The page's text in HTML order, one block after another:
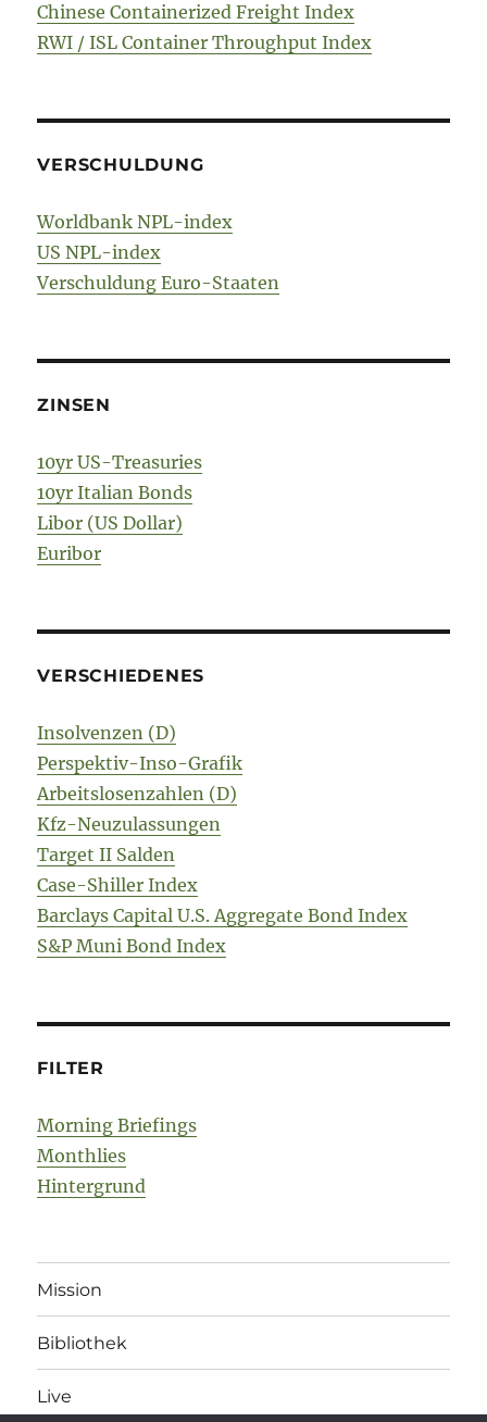
Chinese Containerized Freight Index
RWI / ISL Container Throughput Index
VERSCHULDUNG
Worldbank NPL-index
US NPL-index
Verschuldung Euro-Staaten
ZINSEN
10yr US-Treasuries
10yr Italian Bonds
Libor (US Dollar)
Euribor
VERSCHIEDENES
Insolvenzen (D)
Perspektiv-Inso-Grafik
Arbeitslosenzahlen (D)
Kfz-Neuzulassungen
Target II Salden
Case-Shiller Index
Barclays Capital U.S. Aggregate Bond Index
S&P Muni Bond Index
FILTER
Morning Briefings
Monthlies
Hintergrund
Mission
Bibliothek
Live